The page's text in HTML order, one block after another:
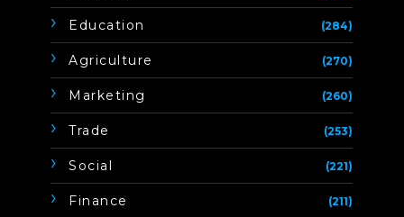
Education (284)
Agriculture (270)
Marketing (260)
Trade (253)
Social (221)
Finance (211)